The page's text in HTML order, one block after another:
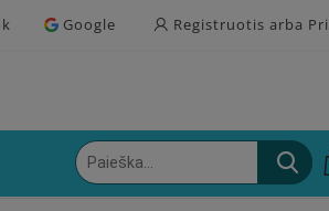
Google Registruotis arba